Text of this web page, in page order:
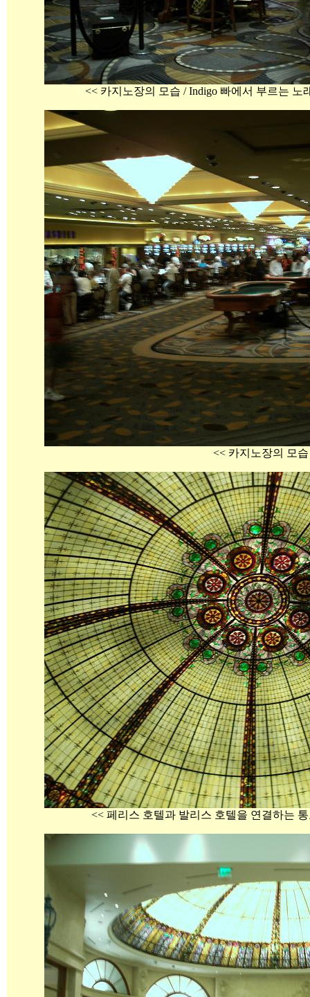
<< 카지노장의 모습 / Indigo 빠에서 부르는 노
<< 카지노장의 모습
<< 페리스 호텔과 발리스 호텔을 연결하는